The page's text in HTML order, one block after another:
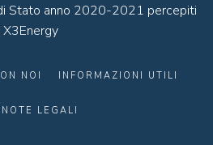
Stato anno 2020-2021 percepiti
NOI INFORMAZIONI UTILI
NOTE LEGALI